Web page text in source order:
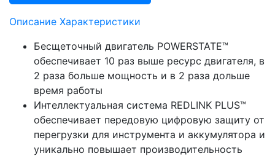
Описание Характеристики
Бесщеточный двигатель POWERSTATE™
обеспечивает 10 раз выше ресурс двигателя, в
2 раза больше мощность и в 2 раза дольше
время работы
Интеллектуальная система REDLINK PLUS™
обеспечивает передовую цифровую защиту от
перегрузки для инструмента и аккумулятора и
уникально повышает производительность